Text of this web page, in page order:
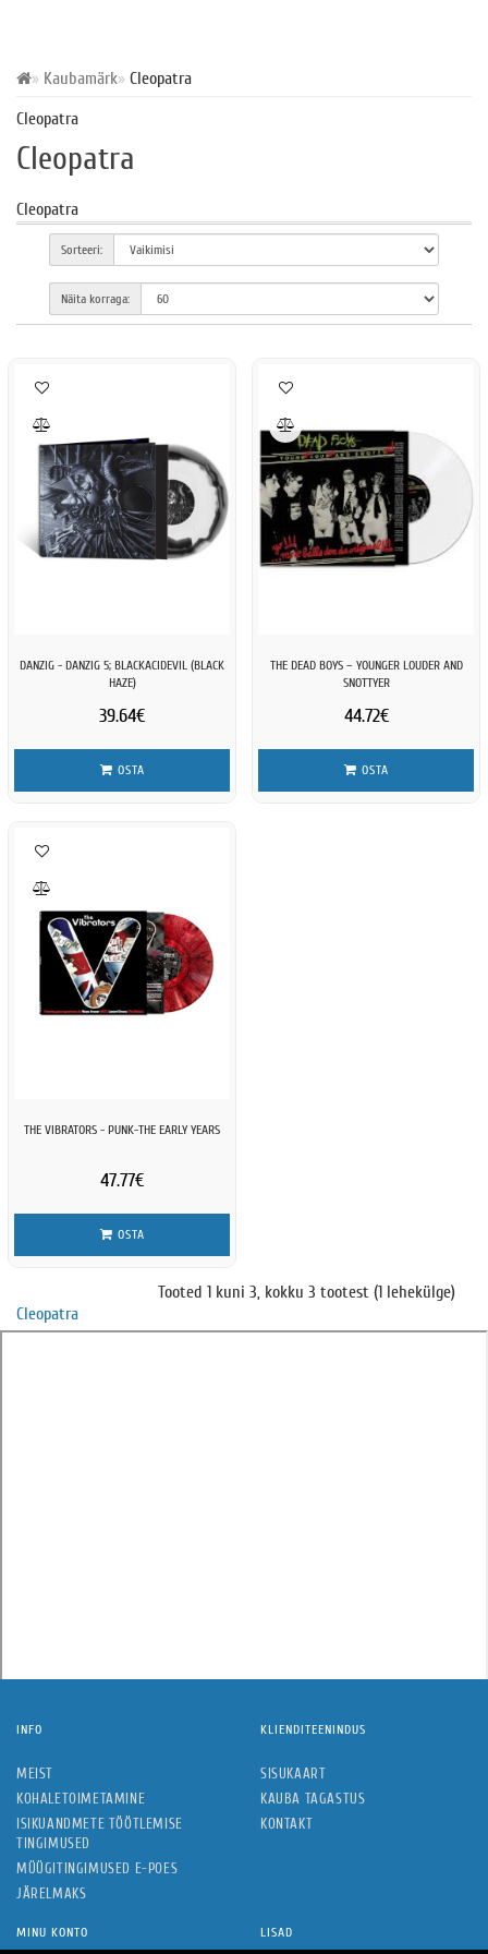
Kaubamärk Cleopatra
Cleopatra
Cleopatra
Cleopatra
Sorteeri:
Näita korraga:
DANZIG - DANZIG 5; BLACKACIDEVIL (BLACK
HAZE)
39.64€
OSTA
THE DEAD BOYS – YOUNGER LOUDER AND
SNOTTYER
44.72€
OSTA
THE VIBRATORS - PUNK-THE EARLY YEARS
47.77€
OSTA
Tooted 1 kuni 3, kokku 3 tootest (1 lehekülge)
Cleopatra
INFO
MEIST
KOHALETOIMETAMINE
ISIKUANDMETE TÖÖTLEMISE
TINGIMUSED
MÜÜGITINGIMUSED E-POES
JÄRELMAKS
KLIENDITEENINDUS
SISUKAART
KAUBA TAGASTUS
KONTAKT
MINU KONTO LISAD